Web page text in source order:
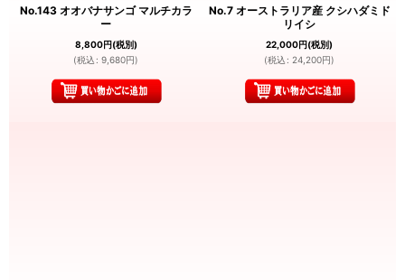
No.143 オオバナサンゴ マルチカラ
ー
8,800円(税別)
(税込 : 9,680円)
No.7 オーストラリア産 クシハダミド
リイシ
22,000円(税別)
(税込 : 24,200円)